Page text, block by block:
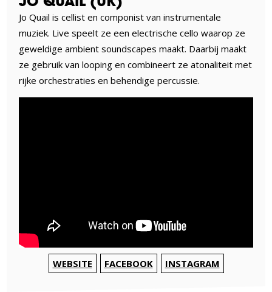
Jo Quail is cellist en componist van instrumentale
muziek. Live speelt ze een electrische cello waarop ze
geweldige ambient soundscapes maakt. Daarbij maakt
ze gebruik van looping en combineert ze atonaliteit met
rijke orchestraties en behendige percussie.
WEBSITE FACEBOOK INSTAGRAM